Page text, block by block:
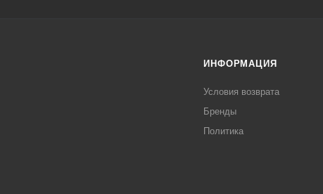
ИНФОРМАЦИЯ
Условия возврата
Бренды
Политика